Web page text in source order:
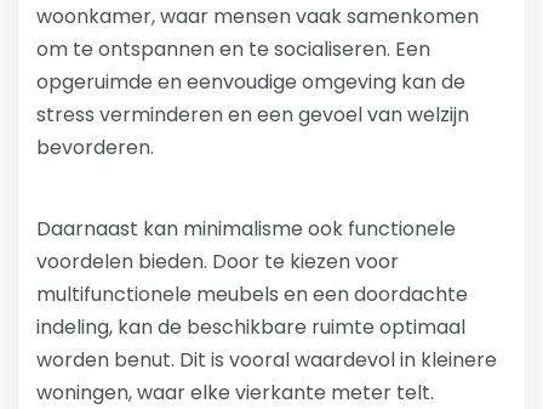
woonkamer, waar mensen vaak samenkomen
om te ontspannen en te socialiseren. Een
opgeruimde en eenvoudige omgeving kan de
stress verminderen en een gevoel van welzijn
bevorderen.
Daarnaast kan minimalisme ook functionele
voordelen bieden. Door te kiezen voor
multifunctionele meubels en een doordachte
indeling, kan de beschikbare ruimte optimaal
worden benut. Dit is vooral waardevol in kleinere
woningen, waar elke vierkante meter telt.